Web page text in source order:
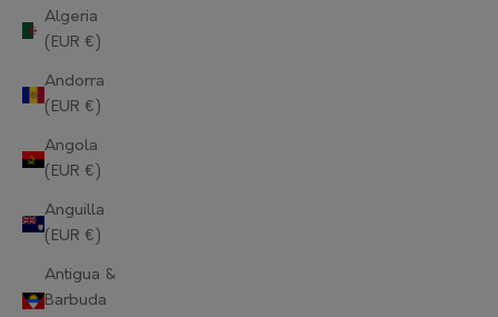
Algeria
(EUR €)
Andorra
(EUR €)
Angola
(EUR €)
Anguilla
(EUR €)
Antigua &
Barbuda